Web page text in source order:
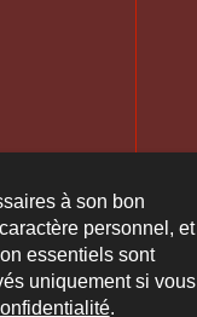
à son bon
personnel, et
essentiels sont
uniquement si vous
.